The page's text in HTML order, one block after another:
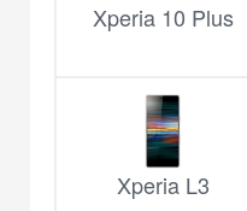
Xperia 10 Plus
Xperia L3